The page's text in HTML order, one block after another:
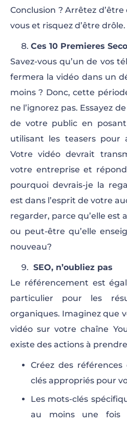
Conclusion ? Arrêtez
vous et risquez d’être drôle.
Ces 10 Premieres
Savez-vous qu’un de vos
fermera la vidéo dans un
moins ? Donc, cette
ne l’ignorez pas. Essayez
de votre public en
utilisant les teasers pour
Votre vidéo devrait
votre entreprise et
pourquoi devrais-je la
est dans l’esprit de votre
regarder, parce qu’elle est
ou peut-être qu’elle
nouveau?
SEO, n’oubliez pas
Le référencement est
particulier pour les
organiques. Imaginez que
vidéo sur votre chaîne
existe des actions à
Créez des
clés appropriés pour
Les mots-clés
au moins une